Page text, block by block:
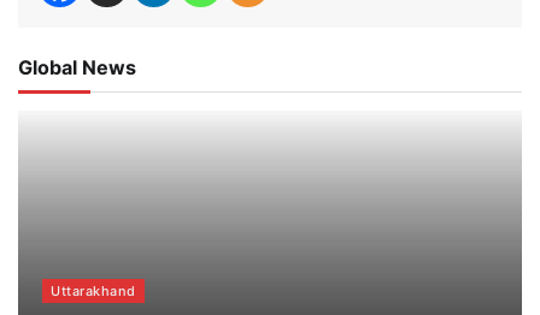
Global News
Uttarakhand